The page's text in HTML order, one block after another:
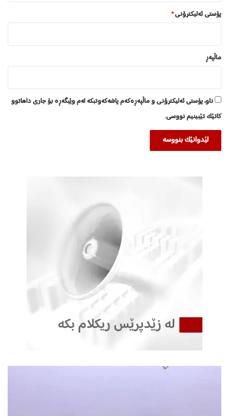
ە
ر
پۆستی ئەلیکترۆنی*
ماڵپه‌ڕ
ناو، پۆستی ئەلیکترۆنی و ماڵپەڕەکەم پاشەکەوتبکە لەم وێبگەڕە بۆ جاری داهاتوو
کاتێک تێبینیم نووسی.